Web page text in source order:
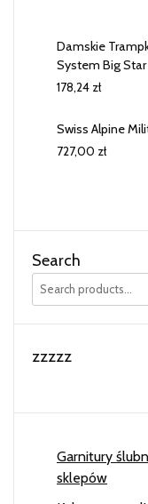
Damskie
System Big
178,24 zł
Swiss Alpine
727,00 zł
Search
zzzzz
Garnitury
sklepów